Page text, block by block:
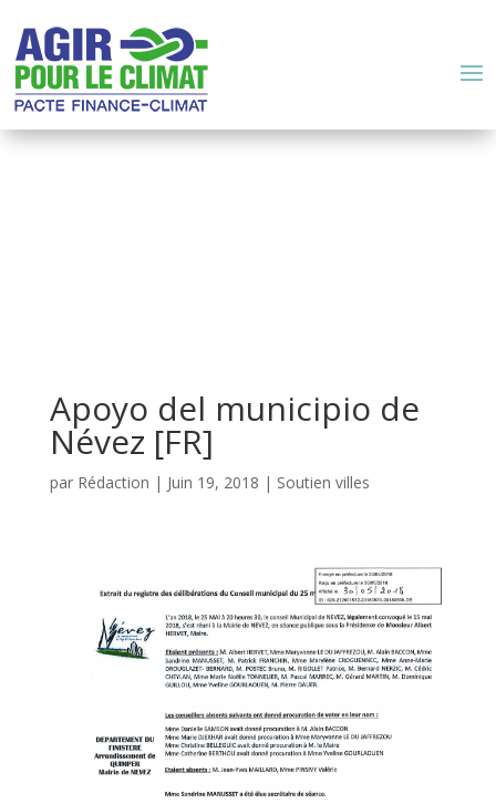
Apoyo del municipio de
Névez [FR]
par Rédaction | Juin 19, 2018 | Soutien villes